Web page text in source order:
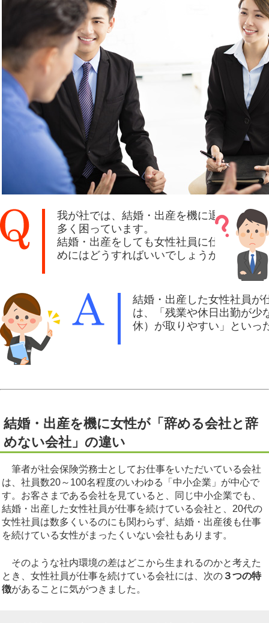
我が社では、結婚・出産を機に退職をする
多く困っています。
結婚・出産をしても女性社員に仕事を続け
めにはどうすればいいでしょうか？
結婚・出産した女性社員が
は、「残業や休日出勤が少
休）が取りやすい」といっ
結婚・出産を機に女性が「辞める会社と辞
めない会社」の違い
筆者が社会保険労務士としてお仕事をいただいている会社
は、社員数20～100名程度のいわゆる「中小企業」が中心で
す。お客さまである会社を見ていると、同じ中小企業でも、
結婚・出産した女性社員が仕事を続けている会社と、20代の
女性社員は数多くいるのにも関わらず、結婚・出産後も仕事
を続けている女性がまったくいない会社もあります。
そのような社内環境の差はどこから生まれるのかと考えた
とき、女性社員が仕事を続けている会社には、次の ３つの特
徴があることに気がつきました。